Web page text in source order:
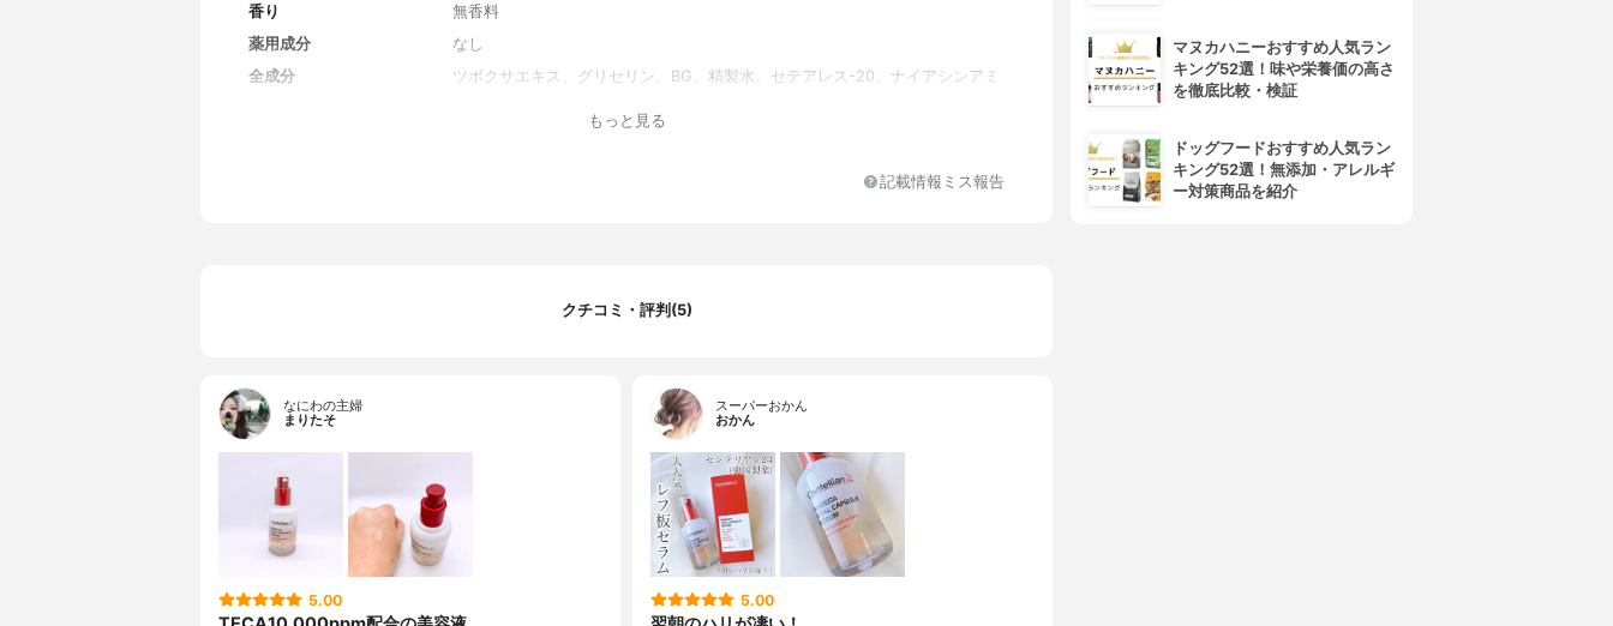
香り
無香料
薬用成分
なし
全成分
ツボクサエキス、グリセリン、BG、精製水、セテアレス-20、ナイアシンアミ
キス、トチャカエキス、サトウキビエキス、ベルガモット果実油、トチャカ、
チルグルコシド、キシリトール、アーモンドエキス、 リモニアアシジシマエキ
アンモニウム/VP)コポリマー、マデカシン酸、(アクリレーツ/アクリル酸アル
ド-5、アスコルビン酸、 トリフルオロ酢酸テトラデシルアミノブチロイルバリ
ルアミノ酪酸ウレア、トコフェロール、スクワラン、塩化Mg、アスタキサン
チン、ビサボロール、 マルトデキストリン、加水分解エラスチン、無水キシリ
トール、トリ(カプリル酸/カプリン酸)グリセリル、グルコース、セラミドN
P、コレス-24、 コレステロール、キサンタンガム、EDTA-2Na、黄色酸化鉄
(CI77492)、赤色酸化鉄(CI77491)、カプリリルグリコール、リモネン、リナロ
もっと見る
記載情報ミス報告
クチコミ・評判(5)
なにわの主婦
まりたそ
5.00
スーパーおかん
おかん
5.00
マヌカハニーおすすめ人気ラン
キング52選！味や栄養価の高さ
を徹底比較・検証
ドッグフードおすすめ人気ラン
キング52選！無添加・アレルギ
ー対策商品を紹介